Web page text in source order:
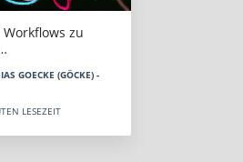
zu
GOECKE (GÖCKE) -
LESEZEIT